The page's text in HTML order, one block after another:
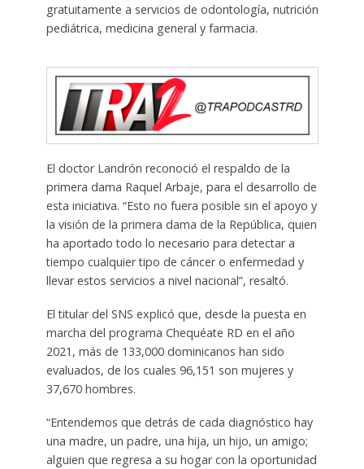
gratuitamente a servicios de odontología, nutrición
pediátrica, medicina general y farmacia.
El doctor Landrón reconoció el respaldo de la
primera dama Raquel Arbaje, para el desarrollo de
esta iniciativa. “Esto no fuera posible sin el apoyo y
la visión de la primera dama de la República, quien
ha aportado todo lo necesario para detectar a
tiempo cualquier tipo de cáncer o enfermedad y
llevar estos servicios a nivel nacional”, resaltó.
El titular del SNS explicó que, desde la puesta en
marcha del programa Chequéate RD en el año
2021, más de 133,000 dominicanos han sido
evaluados, de los cuales 96,151 son mujeres y
37,670 hombres.
“Entendemos que detrás de cada diagnóstico hay
una madre, un padre, una hija, un hijo, un amigo;
alguien que regresa a su hogar con la oportunidad